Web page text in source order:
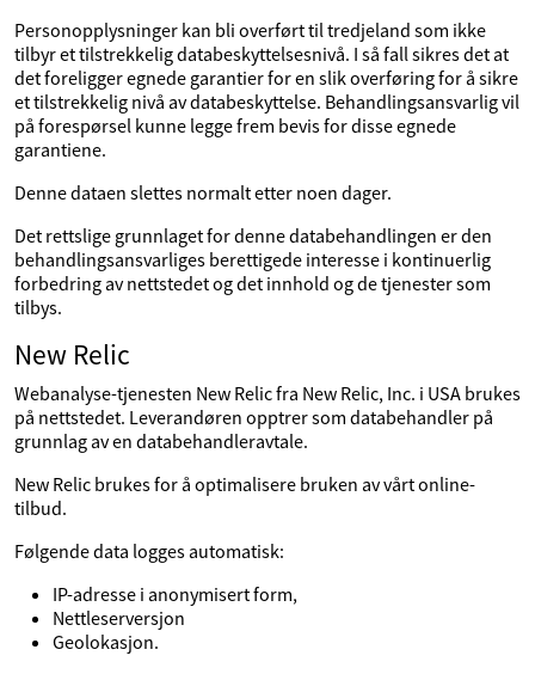
Personopplysninger kan bli overført til tredjeland som ikke
tilbyr et tilstrekkelig databeskyttelsesnivå. I så fall sikres det at
det foreligger egnede garantier for en slik overføring for å sikre
et tilstrekkelig nivå av databeskyttelse. Behandlingsansvarlig vil
på forespørsel kunne legge frem bevis for disse egnede
garantiene.
Denne dataen slettes normalt etter noen dager.
Det rettslige grunnlaget for denne databehandlingen er den
behandlingsansvarliges berettigede interesse i kontinuerlig
forbedring av nettstedet og det innhold og de tjenester som
tilbys.
New Relic
Webanalyse-tjenesten New Relic fra New Relic, Inc. i USA brukes
på nettstedet. Leverandøren opptrer som databehandler på
grunnlag av en databehandleravtale.
New Relic brukes for å optimalisere bruken av vårt online-
tilbud.
Følgende data logges automatisk:
IP-adresse i anonymisert form,
Nettleserversjon
Geolokasjon.